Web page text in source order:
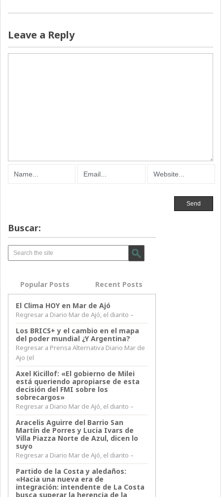
Leave a Reply
Buscar:
Popular Posts Recent Posts
El Clima HOY en Mar de Ajó
Regresar a Diario Mar de Ajó, el diarito –
Los BRICS+ y el cambio en el mapa
del poder mundial ¿Y Argentina?
Regresar a Prensa Alternativa Diario Mar de
Ajo (el
Axel Kicillof: «El gobierno de Milei
está queriendo apropiarse de esta
decisión del FMI sobre los
sobrecargos»
Regresar a Diario Mar de Ajó, el diarito –
Aracelis Aguirre del Barrio San
Martín de Porres y Lucia Ivars de
Villa Piazza Norte de Azul, dicen lo
suyo
Regresar a Diario Mar de Ajó, el diarito –
Partido de la Costa y aledaños:
«Hacia una nueva era de
integración: intendente de La Costa
busca superar la herencia de la